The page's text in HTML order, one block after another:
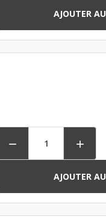
AJOUTER
 
AJOUTER